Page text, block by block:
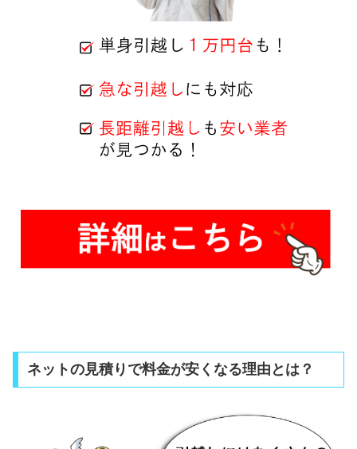
ネットの見積りで料金が安くなる理由とは？